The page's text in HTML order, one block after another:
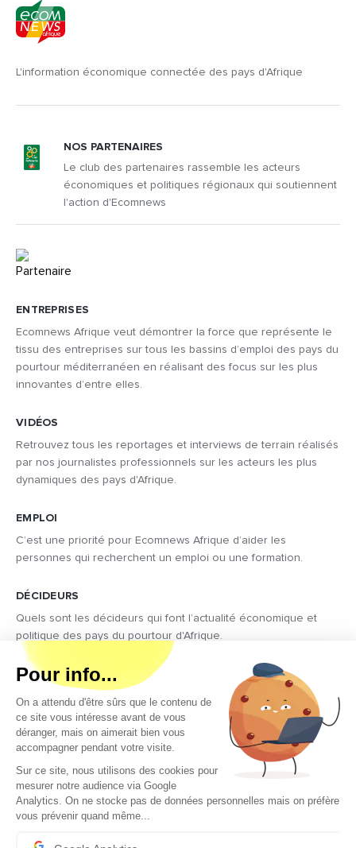
L'information économique connectée des pays d'Afrique
ENTREPRISES
Ecomnews Afrique veut démontrer la force que représente le
tissu des entreprises sur tous les bassins d’emploi des pays du
pourtour méditerranéen en réalisant des focus sur les plus
innovantes d’entre elles.
VIDÉOS
Retrouvez tous les reportages et interviews de terrain réalisés
par nos journalistes professionnels sur les acteurs les plus
dynamiques des pays d'Afrique.
EMPLOI
C’est une priorité pour Ecomnews Afrique d’aider les
personnes qui recherchent un emploi ou une formation.
DÉCIDEURS
Quels sont les décideurs qui font l’actualité économique et
politique des pays du pourtour d'Afrique.
NOS PARTENAIRES
Le club des partenaires rassemble les acteurs
économiques et politiques régionaux qui soutiennent
l'action d'Ecomnews
Copyright © 2026 - Tous droits réservés
Qui sommes-nous ?